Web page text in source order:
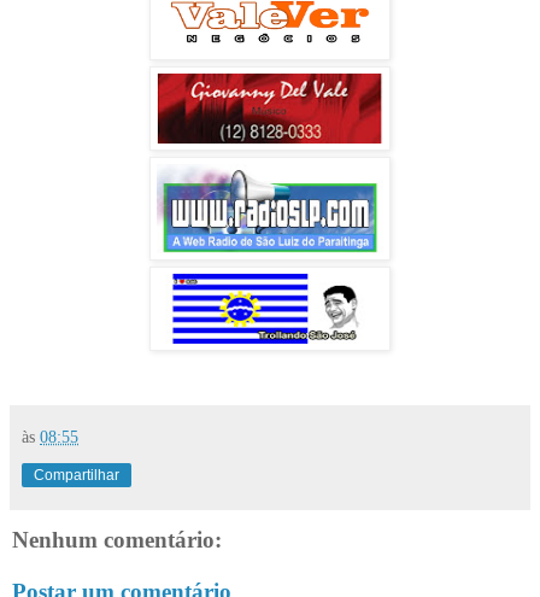
às 08:55
Compartilhar
Nenhum comentário:
Postar um comentário